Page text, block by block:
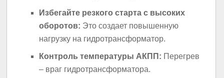
Избегайте резкого старта с высоких
оборотов: Это создает повышенную
нагрузку на гидротрансформатор.
Контроль температуры АКПП: Перегрев
– враг гидротрансформатора.